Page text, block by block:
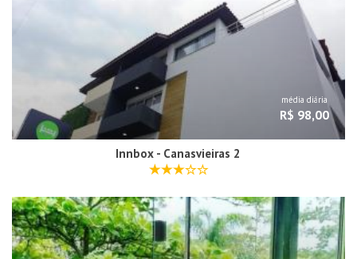
média diária
R$ 98,00
Innbox - Canasvieiras 2